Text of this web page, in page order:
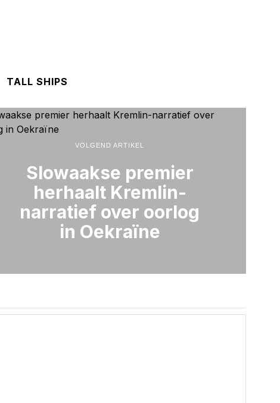
TALL SHIPS
VOLGEND ARTIKEL
Slowaakse premier
herhaalt Kremlin-
narratief over oorlog
in Oekraïne